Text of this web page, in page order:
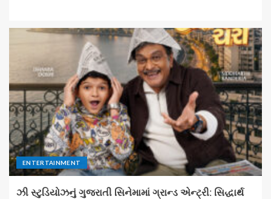
ENTERTAINMENT
ઝી સ્ટુડિયોઝનું ગુજરાતી સિનેમામાં ગ્રાન્ડ એન્ટ્રી: સિદ્ધાર્થ